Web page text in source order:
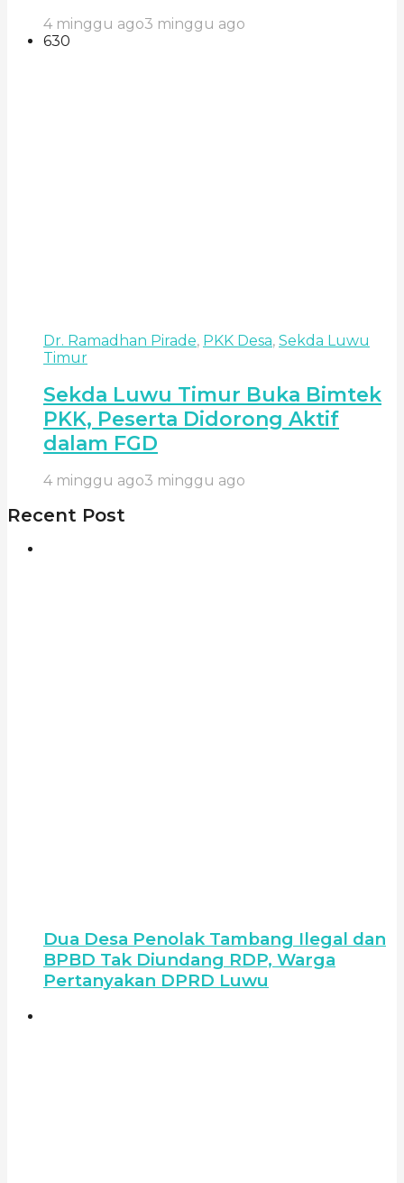
4 minggu ago3 minggu ago
630
Dr. Ramadhan Pirade, PKK Desa, Sekda Luwu
Timur
Sekda Luwu Timur Buka Bimtek
PKK, Peserta Didorong Aktif
dalam FGD
4 minggu ago3 minggu ago
Recent Post
Dua Desa Penolak Tambang Ilegal dan
BPBD Tak Diundang RDP, Warga
Pertanyakan DPRD Luwu